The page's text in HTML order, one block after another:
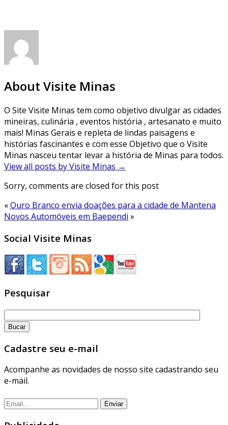
About Visite Minas
O Site Visite Minas tem como objetivo divulgar as cidades
mineiras, culinária , eventos história , artesanato e muito
mais! Minas Gerais e repleta de lindas paisagens e
histórias fascinantes e com esse Objetivo que o Visite
Minas nasceu tentar levar a história de Minas para todos.
View all posts by Visite Minas →
Sorry, comments are closed for this post
«Ouro Branco envia doações para a cidade de Mantena
Novos Automóveis em Baependi »
Social Visite Minas
Pesquisar
Cadastre seu e-mail
Acompanhe as novidades de nosso site cadastrando seu
e-mail.